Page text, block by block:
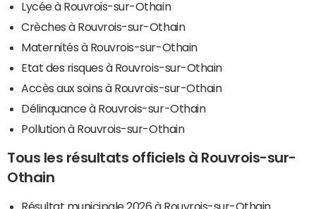
Lycée à Rouvrois-sur-Othain
Crèches à Rouvrois-sur-Othain
Maternités à Rouvrois-sur-Othain
Etat des risques à Rouvrois-sur-Othain
Accès aux soins à Rouvrois-sur-Othain
Délinquance à Rouvrois-sur-Othain
Pollution à Rouvrois-sur-Othain
Tous les résultats officiels à Rouvrois-sur-
Othain
Résultat municipale 2026 à Rouvrois-sur-Othain